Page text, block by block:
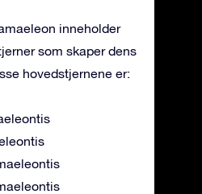
inneholder
som skaper dens
hovedstjernene er: